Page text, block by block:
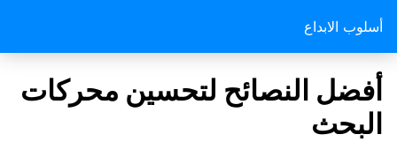
أسلوب الابداع
أفضل النصائح لتحسين محركات
البحث